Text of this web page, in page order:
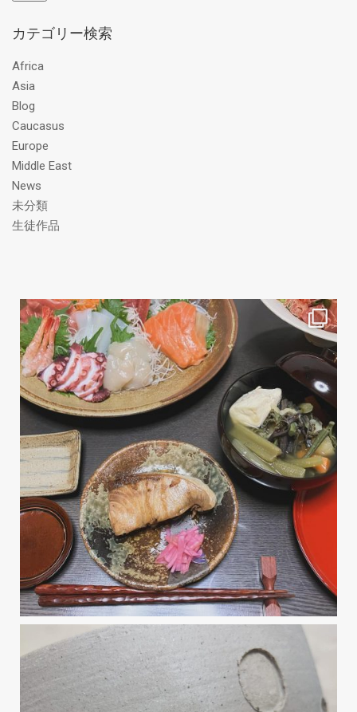
ド
ス
カテゴリー検索
Africa
Asia
Blog
Caucasus
Europe
Middle East
News
未分類
生徒作品